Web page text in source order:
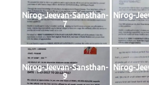
Nirog-Jeevan-Sansthan-
7
Nirog-
Nirog-Jeevan-Sansthan-
9
Nirog-